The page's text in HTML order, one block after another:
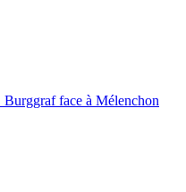
face à Mélenchon